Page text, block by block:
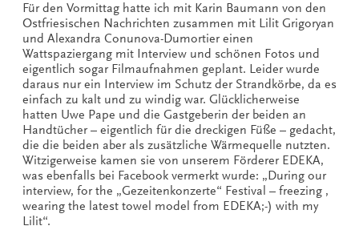
Für den Vormittag hatte ich mit Karin Baumann von den
Ostfriesischen Nachrichten zusammen mit Lilit Grigoryan
und Alexandra Conunova-Dumortier einen
Wattspaziergang mit Interview und schönen Fotos und
eigentlich sogar Filmaufnahmen geplant. Leider wurde
daraus nur ein Interview im Schutz der Strandkörbe, da es
einfach zu kalt und zu windig war. Glücklicherweise
hatten Uwe Pape und die Gastgeberin der beiden an
Handtücher – eigentlich für die dreckigen Füße – gedacht,
die die beiden aber als zusätzliche Wärmequelle nutzten.
Witzigerweise kamen sie von unserem Förderer EDEKA,
was ebenfalls bei Facebook vermerkt wurde: „During our
interview, for the „Gezeitenkonzerte“ Festival – freezing ,
wearing the latest towel model from EDEKA;-) with my
Lilit“.